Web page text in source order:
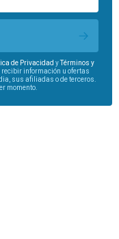
de Privacidad y
Términos y
recibir información u ofertas
sus afiliadas o de terceros.
momento.